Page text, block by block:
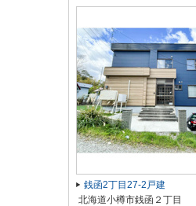
銭函2丁目27-2戸建
北海道小樽市銭函２丁目